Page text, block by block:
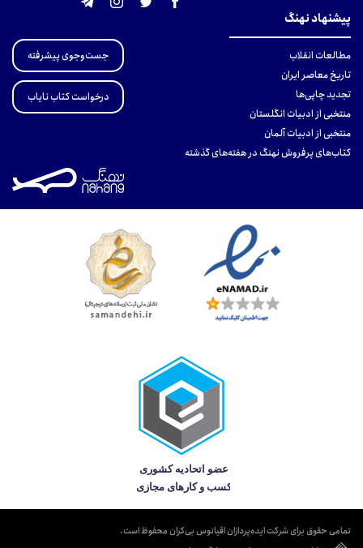
پیشنهاد نهنگ
مطالعات انقلاب
تاریخ معاصر ایران
تجدید چاپی‌ها
منتخبی از ادبیات انگلستان
منتخبی از ادبیات آلمان
کتاب‌های پرفروش نهنگ در هفته‌های گذشته
جست‌وجوی پیشرفته
درخواست کتاب نایاب
تمامی حقوق برای شرکت ایده‌پردازان اقیانوس بی‌کران محفوظ است.